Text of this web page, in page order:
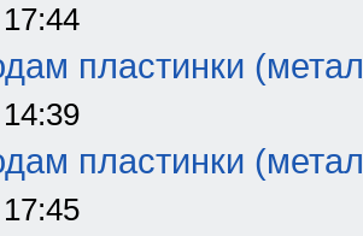
пластинки
пластинки